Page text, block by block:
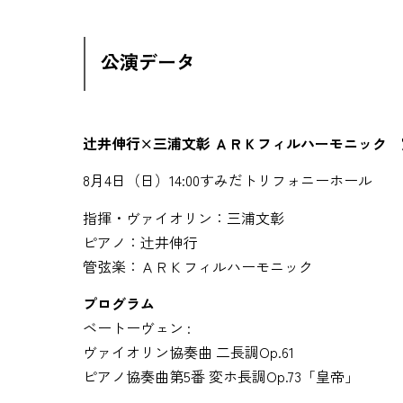
公演データ
辻󠄀井伸行×三浦文彰 ＡＲＫフィルハーモニック
8月4日（日）14:00すみだトリフォニーホール
指揮・ヴァイオリン：三浦文彰
ピアノ：辻󠄀井伸行
管弦楽：ＡＲＫフィルハーモニック
プログラム
ベートーヴェン :
ヴァイオリン協奏曲 二長調Op.61
ピアノ協奏曲第5番 変ホ長調Op.73「皇帝」